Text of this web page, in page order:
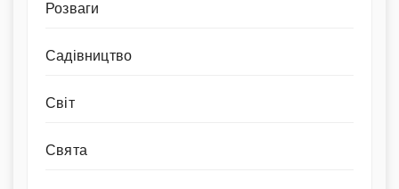
Розваги
Садівництво
Світ
Свята